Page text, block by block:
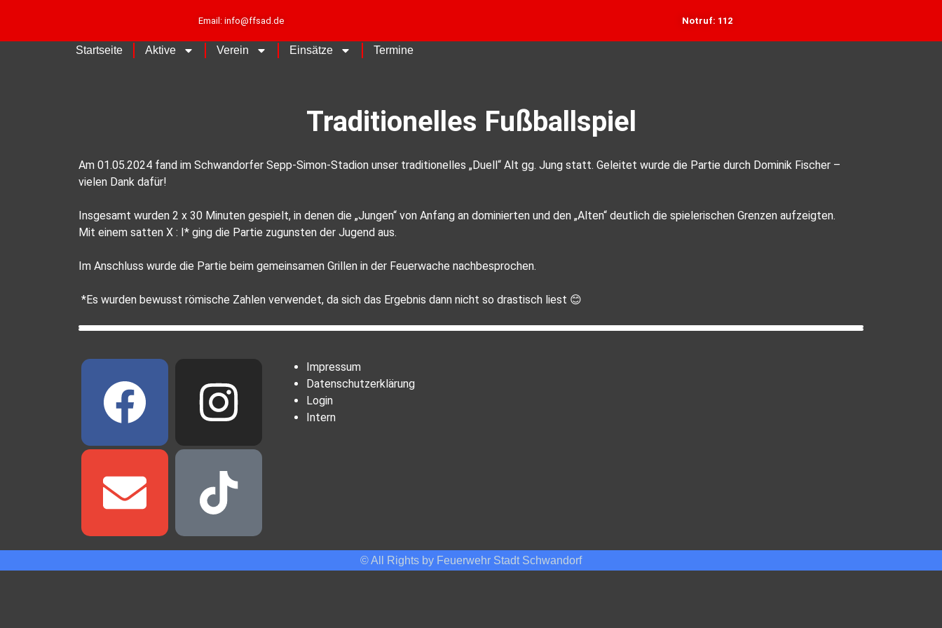
Email: info@ffsad.de Notruf: 112
Startseite Aktive Verein Einsätze Termine
Traditionelles Fußballspiel
Am 01.05.2024 fand im Schwandorfer Sepp-Simon-Stadion unser traditionelles „Duell“ Alt gg. Jung statt. Geleitet wurde die Partie durch Dominik Fischer –
vielen Dank dafür!
Insgesamt wurden 2 x 30 Minuten gespielt, in denen die „Jungen“ von Anfang an dominierten und den „Alten“ deutlich die spielerischen Grenzen aufzeigten.
Mit einem satten X : I* ging die Partie zugunsten der Jugend aus.
Im Anschluss wurde die Partie beim gemeinsamen Grillen in der Feuerwache nachbesprochen.
*Es wurden bewusst römische Zahlen verwendet, da sich das Ergebnis dann nicht so drastisch liest 😊
Impressum
Datenschutzerklärung
Login
Intern
© All Rights by Feuerwehr Stadt Schwandorf